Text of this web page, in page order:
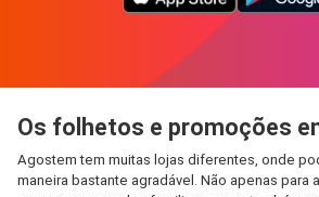
Os folhetos e promoções
Agostem tem muitas lojas diferentes, onde
maneira bastante agradável. Não apenas para